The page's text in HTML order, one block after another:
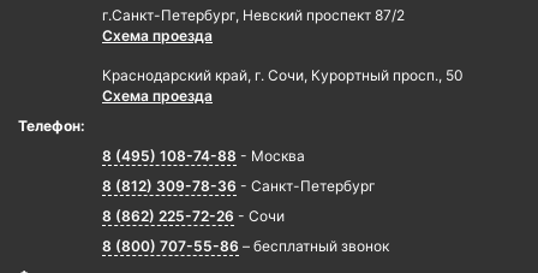
г.Санкт-Петербург, Невский проспект 87/2
Схема проезда
Краснодарский край, г. Сочи, Курортный просп., 50
Схема проезда
Телефон:
8 (495) 108-74-88 - Москва
8 (812) 309-78-36 - Санкт-Петербург
8 (862) 225-72-26 - Сочи
8 (800) 707-55-86 – бесплатный звонок